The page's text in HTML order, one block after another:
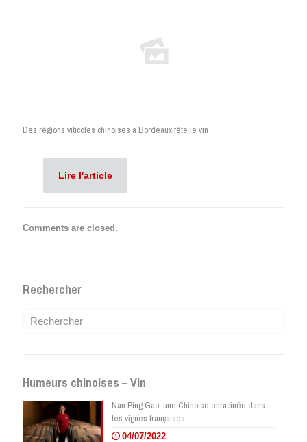
Des régions viticoles chinoises à Bordeaux fête le vin
Lire l'article
Comments are closed.
Rechercher
Humeurs chinoises – Vin
Nan Ping Gao, une Chinoise enracinée dans
les vignes françaises
04/07/2022